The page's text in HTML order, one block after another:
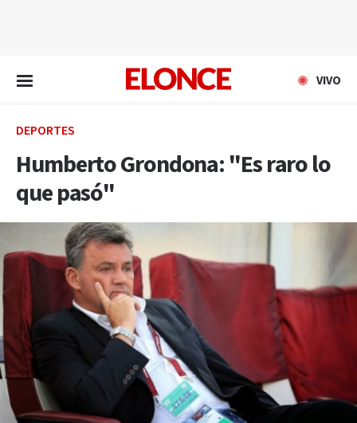
VIVO
DEPORTES
Humberto Grondona: "Es raro lo
que pasó"